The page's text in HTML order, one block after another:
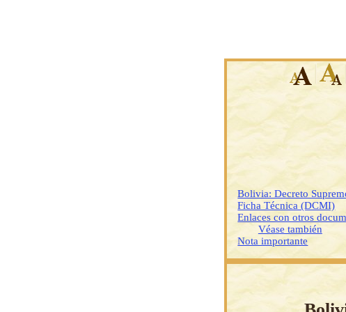
Bolivia: Decreto
Ficha Técnica (DCMI)
Enlaces con otros
Véase también
Nota importante